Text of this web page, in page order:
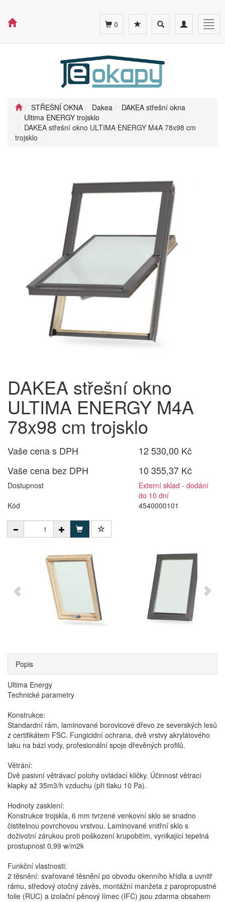
Toggle
navigation
Toggle
search
0
STŘEŠNÍ OKNA Dakea
DAKEA střešní okna
Ultima ENERGY trojsklo
DAKEA střešní okno ULTIMA ENERGY M4A 78x98 cm
trojsklo
DAKEA střešní okno
ULTIMA ENERGY M4A
78x98 cm trojsklo
Vaše cena s DPH
12 530,00 Kč
Vaše cena bez DPH
10 355,37 Kč
Dostupnost
Externí sklad - dodání
do 10 dní
Kód
4540000101
Popis
Ultima Energy
Technické parametry
Konstrukce:
Standardní rám, laminované borovicové dřevo ze severských lesů
z certifikátem FSC. Fungicidní ochrana, dvě vrstvy akrylátového
laku na bázi vody, profesionální spoje dřevěných profilů.
Větrání:
Dvě pasivní větrávací polohy ovládací kličky. Účinnost větrací
klapky až 35m3/h vzduchu (při tlaku 10 Pa).
Hodnoty zasklení:
Konstrukce trojskla, 6 mm tvrzené venkovní sklo se snadno
čistitelnou povrchovou vrstvou. Laminované vnitřní sklo s
doživotní zárukou proti poškození krupobitím, vynikající tepelná
prostupnost 0,99 w/m2k
Funkční vlastnosti:
2 těsnění: svařované těsnění po obvodu okenního křídla a uvnitř
rámu, středový otočný závěs, montážní manžeta z paropropustné
folie (RUC) a izolační pěnový límec (IFC) jsou zdarma obsahem